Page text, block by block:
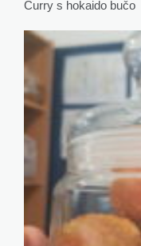
Curry s hokaido bučo